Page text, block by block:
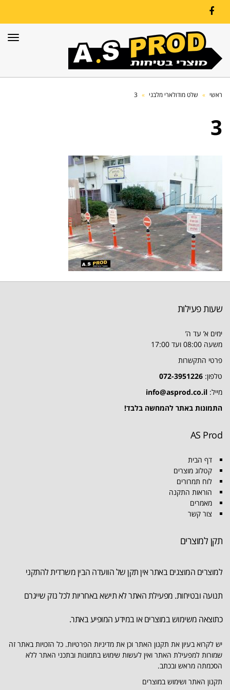
Facebook
ראשי » שלט מודולארי מלבני »
3
3
שעות פעילות
ימים א’ עד ה’
משעה 08:00 ועד 17:00
פרטי התקשרות
טלפון: 072-3951226
מייל: info@asprod.co.il
התמונות באתר להמחשה בלבד!
AS Prod
דף הבית
קטלוג מוצרים
לוח תמרורים
הוראות התקנה
מאמרים
צור קשר
תקן למוצרים
למוצרים המוצגים באתר אין תקן של הוועדה הבין משרדית להתקני
תנועה ובטיחות. מפעילת האתר לא תישא באחריות לכל נזק שייגרם
כתוצאה משימוש במוצרים או במידע המופיע באתר.
יש לקרוא בעיון את תקנון האתר וכן את מדיניות הפרטיות. כל הזכויות באתר זה
שמורות למפעילת האתר ואין לעשות שימוש בתמונות ובתכני האתר ללא
הסכמתה מראש ובכתב.
תקנון האתר ושימוש במוצרים